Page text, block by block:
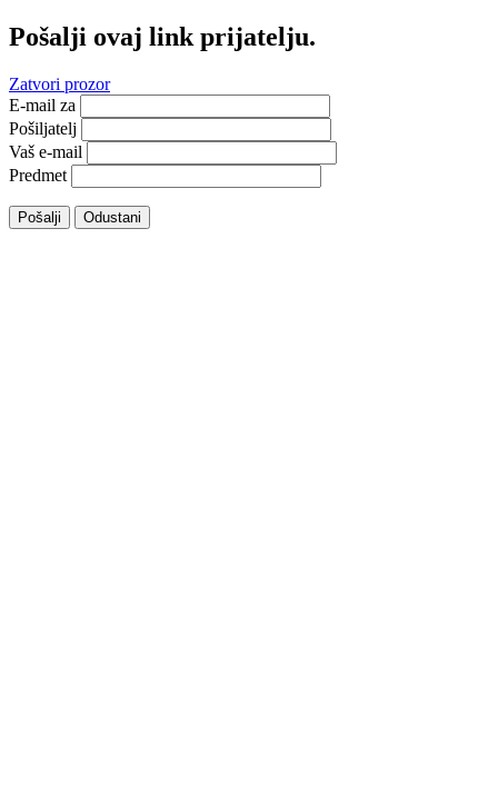
Pošalji ovaj link prijatelju.
Zatvori prozor
E-mail za
Pošiljatelj
Vaš e-mail
Predmet
Pošalji Odustani